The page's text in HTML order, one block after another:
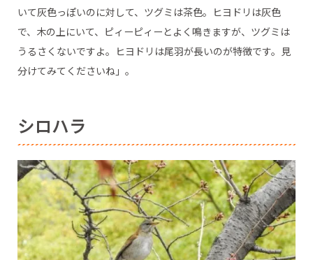
いて灰色っぽいのに対して、ツグミは茶色。ヒヨドリは灰色
で、木の上にいて、ピィーピィーとよく鳴きますが、ツグミは
うるさくないですよ。ヒヨドリは尾羽が長いのが特徴です。見
分けてみてくださいね」。
シロハラ